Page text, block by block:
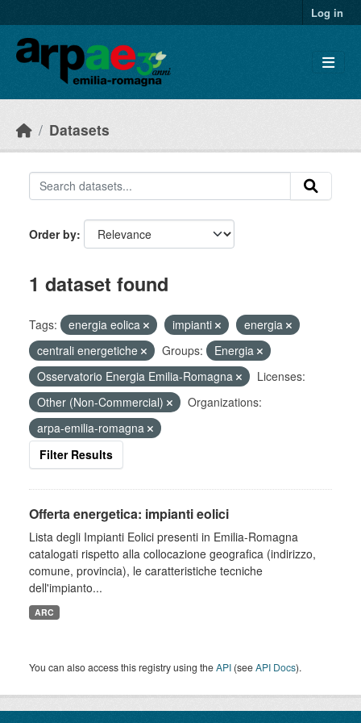
Log in
Datasets
Order by
1 dataset found
Tags: energia eolica impianti
energia
centrali energetiche
Groups:
Energia
Osservatorio Energia Emilia-Romagna
Licenses:
Other (Non-Commercial)
Organizations:
arpa-emilia-romagna
Filter Results
Offerta energetica: impianti eolici
Lista degli Impianti Eolici presenti in Emilia-Romagna
catalogati rispetto alla collocazione geografica (indirizzo,
comune, provincia), le caratteristiche tecniche
dell'impianto...
ARC
You can also access this registry using theAPI (seeAPI Docs).